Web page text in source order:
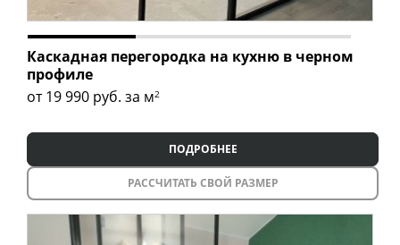
Каскадная перегородка на кухню в черном
профиле
от 19 990 руб. за м2
ПОДРОБНЕЕ
РАССЧИТАТЬ СВОЙ РАЗМЕР